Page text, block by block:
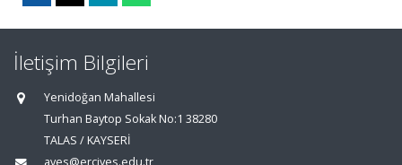
İletişim Bilgileri
Yenidoğan Mahallesi
Turhan Baytop Sokak No:1 38280
TALAS / KAYSERİ
aves@erciyes.edu.tr